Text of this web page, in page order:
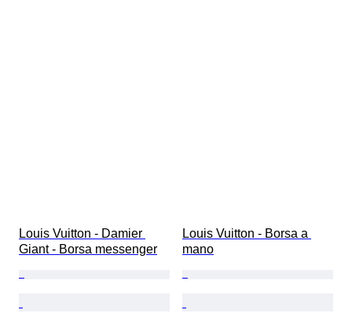
Louis Vuitton - Damier
Giant - Borsa messenger
Louis Vuitton - Borsa a
mano